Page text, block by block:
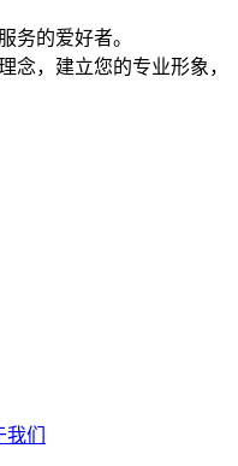
务的爱好者。
念，建立您的专业形象，
们